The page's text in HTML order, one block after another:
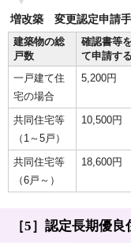
増改築 変更認定申請
建築物の総
戸数
確認書等
て申請す
一戸建て住
宅の場合
5,200円
共同住宅等
（1～5戸）
10,500円
共同住宅等
（6戸～）
18,600円
［5］認定長期優